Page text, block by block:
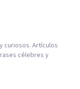
curiosos. Artículos
célebres y